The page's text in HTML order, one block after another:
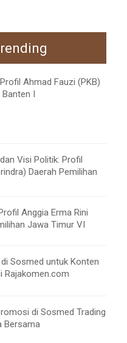
Ahmad Fauzi (PKB)
I
Visi Politik: Profil
Daerah Pemilihan
Anggia Erma Rini
Jawa Timur VI
Sosmed untuk Konten
Rajakomen.com
di Sosmed Trading
Bersama